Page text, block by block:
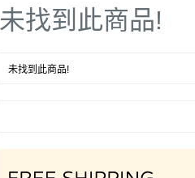
未找到此商品!
未找到此商品!